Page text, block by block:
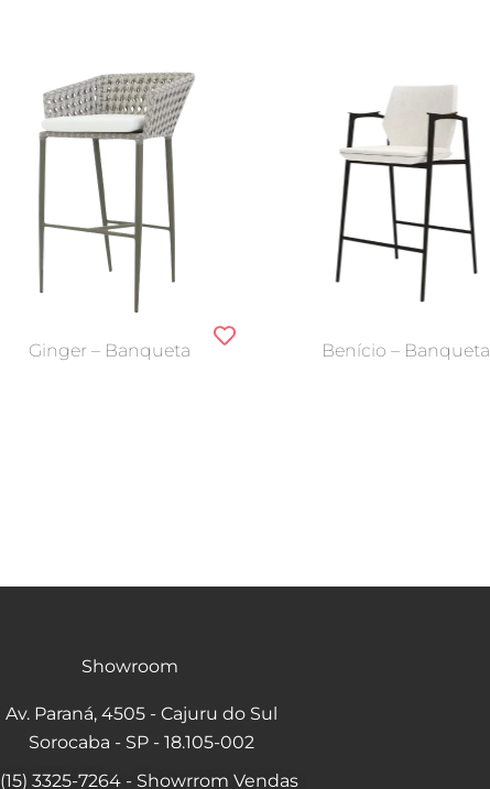
Ginger – Banqueta Benício – Banqueta
Showroom
Av. Paraná, 4505 - Cajuru do Sul
Sorocaba - SP - 18.105-002
(15) 3325-7264 - Showrrom Vendas